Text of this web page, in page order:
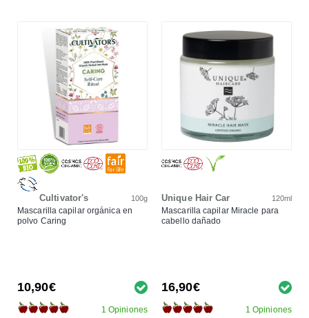
Cultivator's 100g
Mascarilla capilar orgánica en
polvo Caring
10,90€
1 Opiniones
Unique Hair Car 120ml
Mascarilla capilar Miracle para
cabello dañado
16,90€
1 Opiniones